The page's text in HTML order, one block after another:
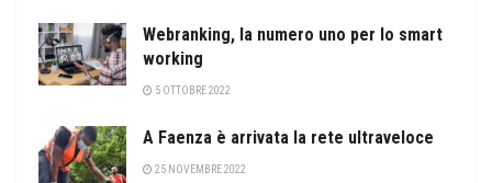
Webranking, la numero uno per lo smart
working
5 OTTOBRE 2022
A Faenza è arrivata la rete ultraveloce
25 NOVEMBRE 2022